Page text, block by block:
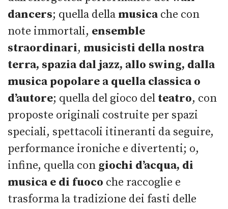
dancers; quella della musicache con
note immortali, ensemble
straordinari, musicisti della nostra
terra, spazia dal jazz, allo swing, dalla
musica popolare a quella classica o
d’autore; quella del gioco del teatro, con
proposte originali costruite per spazi
speciali, spettacoli itineranti da seguire,
performance ironiche e divertenti; o,
infine, quella con giochi d’acqua, di
musica e di fuoco che raccoglie e
trasforma la tradizione dei fasti delle